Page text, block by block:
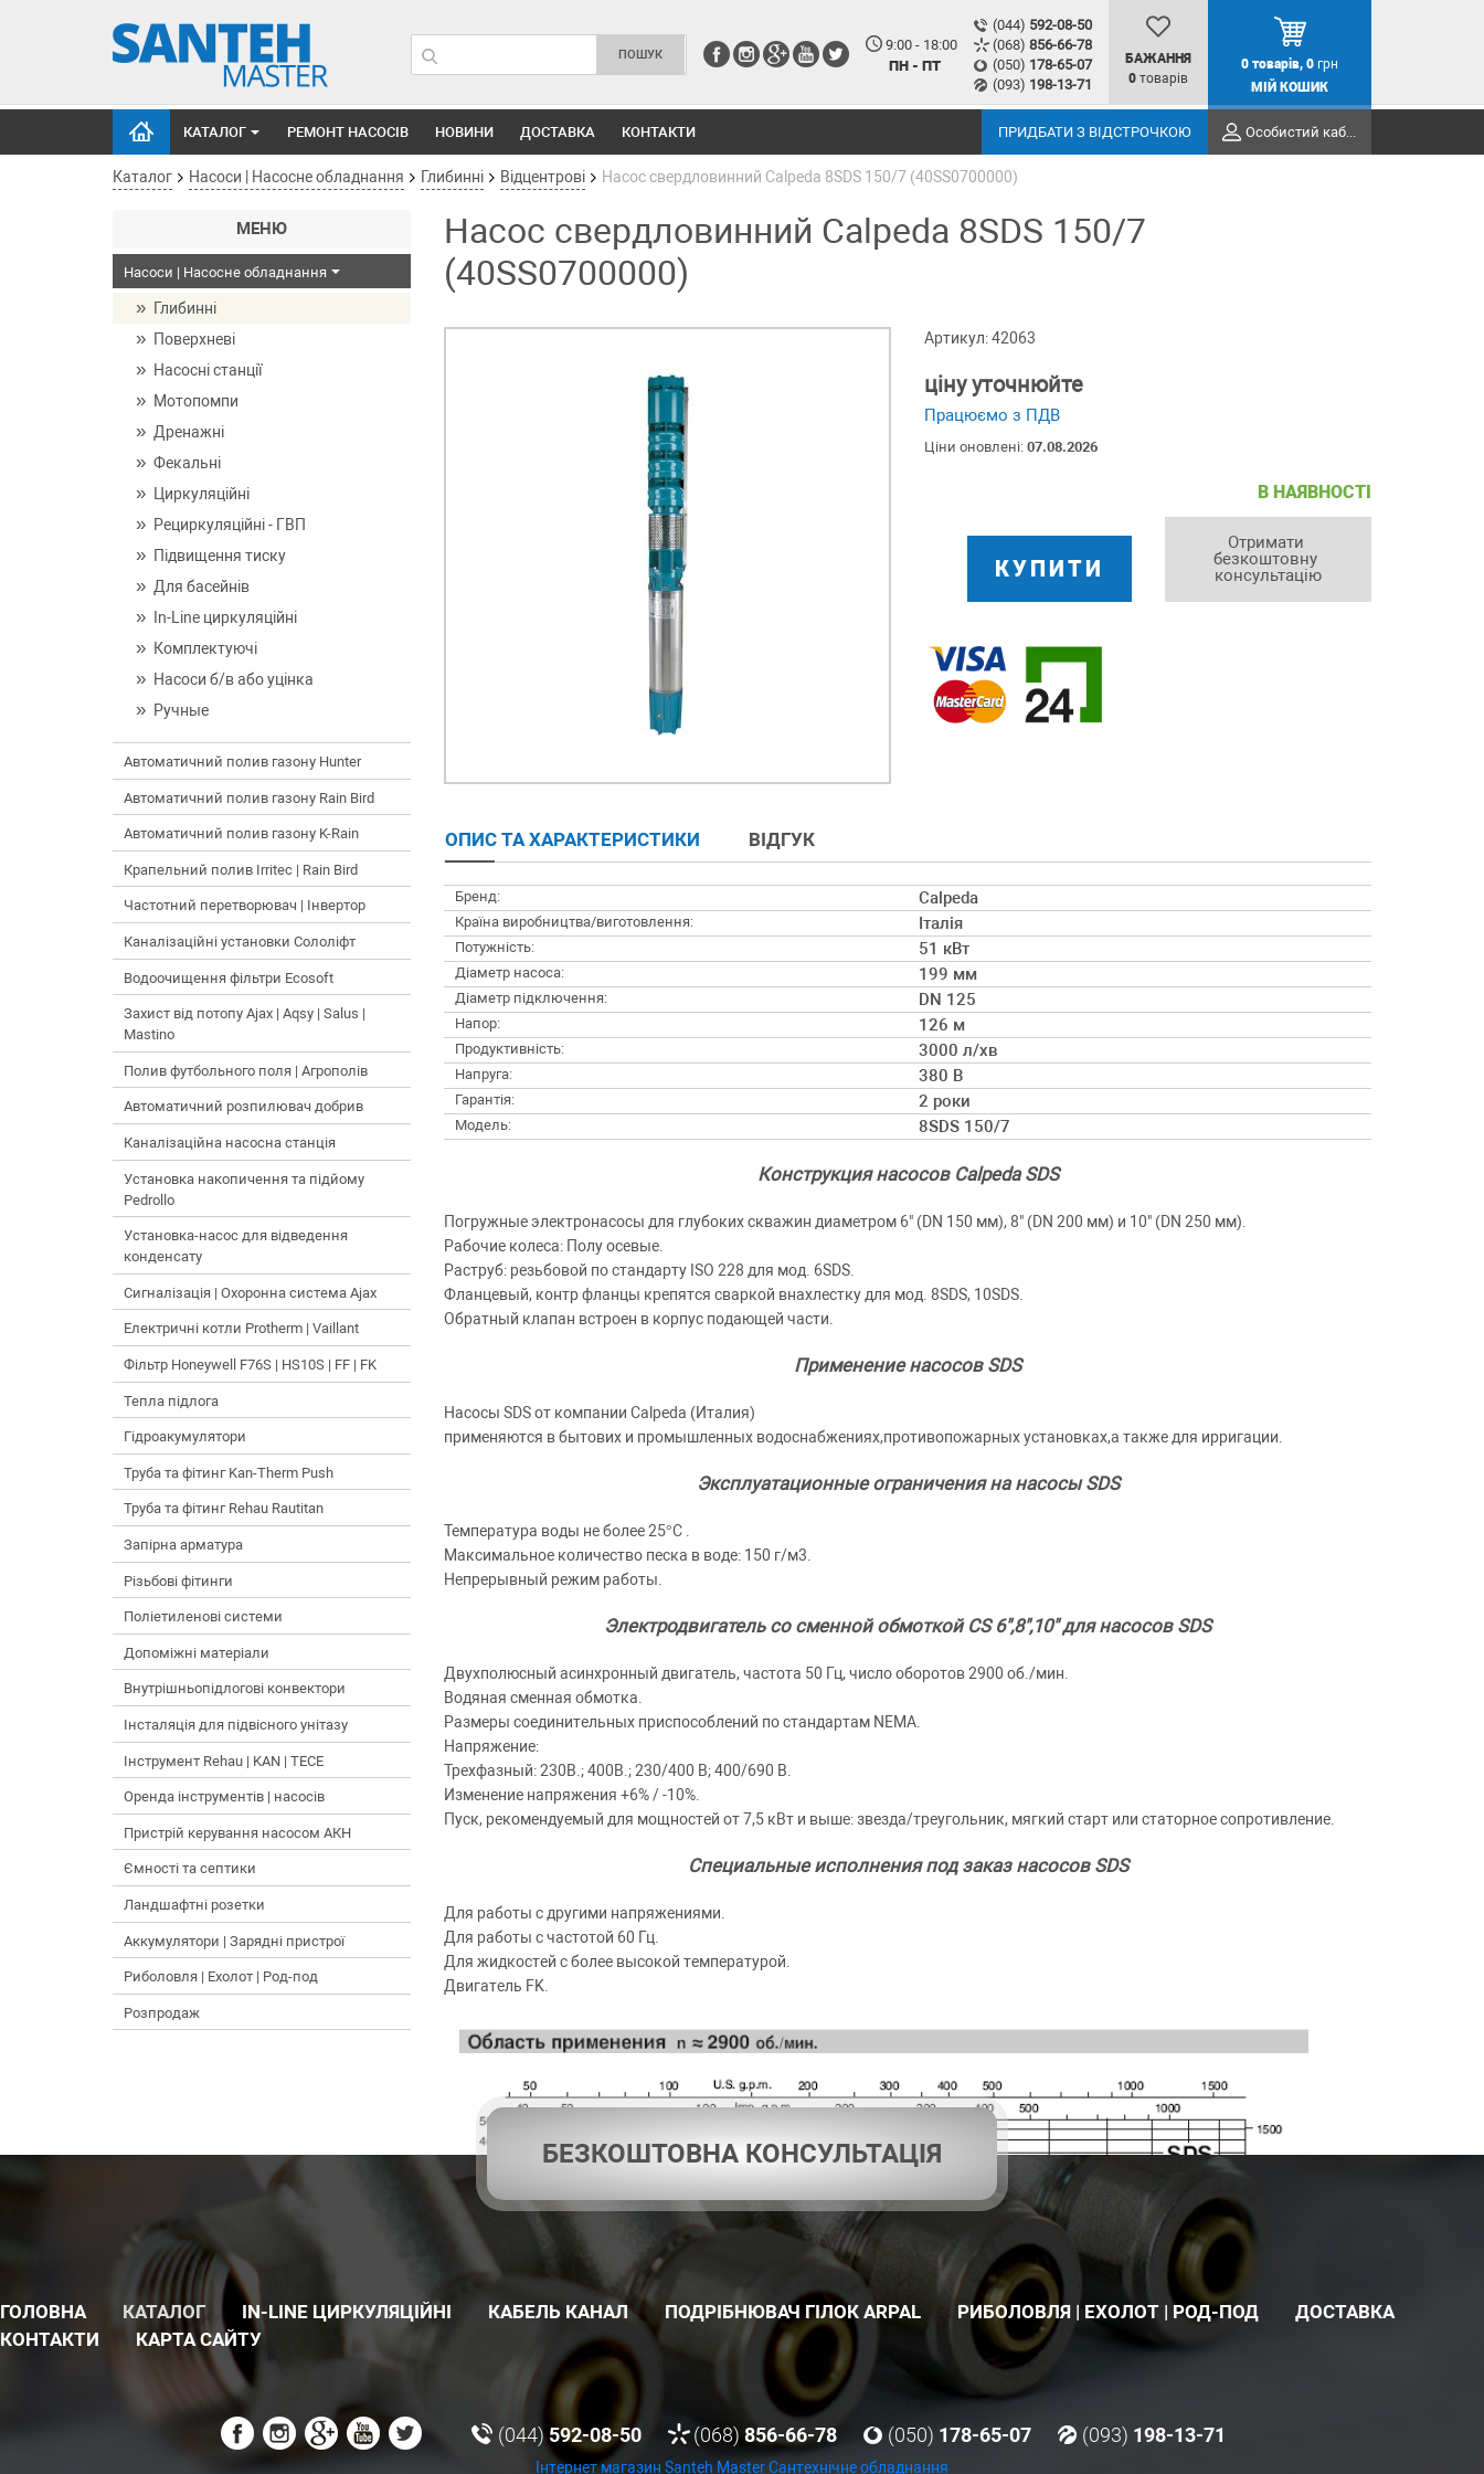
9:00 - 18:00
ПН - ПТ
(044) 592-08-50
(068) 856-66-78
(050) 178-65-07
(093) 198-13-71
БАЖАННЯ
0 товарів
0 товарів, 0 грн
МІЙ КОШИК
КАТАЛОГ РЕМОНТ НАСОСІВ НОВИНИ ДОСТАВКА КОНТАКТИ ПРИДБАТИ З ВІДСТРОЧКОЮ Особистий кабінет
Каталог Насоси | Насосне обладнання Глибинні Відцентрові Насос свердловинний Calpeda 8SDS 150/7 (40SS0700000)
МЕНЮ
Насоси | Насосне обладнання
Глибинні
Поверхневі
Насосні станції
Мотопомпи
Дренажні
Фекальні
Циркуляційні
Рециркуляційні - ГВП
Підвищення тиску
Для басейнів
In-Line циркуляційні
Комплектуючі
Насоси б/в або уцінка
Ручные
Автоматичний полив газону Hunter
Автоматичний полив газону Rain Bird
Автоматичний полив газону K-Rain
Крапельний полив Irritec | Rain Bird
Частотний перетворювач | Інвертор
Каналізаційні установки Сололіфт
Водоочищення фільтри Ecosoft
Захист від потопу Ajax | Aqsy | Salus |
Mastino
Полив футбольного поля | Агрополів
Автоматичний розпилювач добрив
Каналізаційна насосна станція
Установка накопичення та підйому
Pedrollo
Установка-насос для відведення
конденсату
Сигналізація | Охоронна система Ajax
Електричні котли Protherm | Vaillant
Фільтр Honeywell F76S | HS10S | FF | FK
Тепла підлога
Гідроакумулятори
Труба та фітинг Kan-Therm Push
Труба та фітинг Rehau Rautitan
Запірна арматура
Різьбові фітинги
Поліетиленові системи
Допоміжні матеріали
Внутрішньопідлогові конвектори
Інсталяція для підвісного унітазу
Інструмент Rehau | KAN | TECE
Оренда інструментів | насосів
Пристрій керування насосом АКН
Ємності та септики
Ландшафтні розетки
Аккумулятори | Зарядні пристрої
Риболовля | Ехолот | Род-под
Розпродаж
Насос свердловинний Calpeda 8SDS 150/7
(40SS0700000)
Артикул: 42063
ціну уточнюйте
Працюємо з ПДВ
Ціни оновлені: 07.08.2026
КУПИТИ
В НАЯВНОСТІ
Отримати
безкоштовну
консультацію
ОПИС ТА ХАРАКТЕРИСТИКИ ВІДГУК
Бренд: Calpeda
Країна виробництва/виготовлення: Італія
Потужність: 51 кВт
Діаметр насоса: 199 мм
Діаметр підключення: DN 125
Напор: 126 м
Продуктивність: 3000 л/хв
Напруга: 380 В
Гарантія: 2 роки
Модель: 8SDS 150/7
Конструкция насосов Calpeda SDS
Погружные электронасосы для глубоких скважин диаметром 6" (DN 150 мм), 8" (DN 200 мм) и 10" (DN 250 мм).
Рабочие колеса: Полу осевые.
Раструб: резьбовой по стандарту ISO 228 для мод. 6SDS.
Фланцевый, контр фланцы крепятся сваркой внахлестку для мод. 8SDS, 10SDS.
Обратный клапан встроен в корпус подающей части.
Применение насосов SDS
Насосы SDS от компании Calpeda (Италия)
применяются в бытових и промышленных водоснабжениях,противопожарных установках,а также для ирригации.
Эксплуатационные ограничения на насосы SDS
Температура воды не более 25°C .
Максимальное количество песка в воде: 150 г/м3.
Непрерывный режим работы.
Электродвигатель со сменной обмоткой CS 6",8",10" для насосов SDS
Двухполюсный асинхронный двигатель, частота 50 Гц, число оборотов 2900 об./мин.
Водяная сменная обмотка.
Размеры соединительных приспособлений по стандартам NEMA.
Напряжение:
Трехфазный: 230В.; 400В.; 230/400 В; 400/690 В.
Изменение напряжения +6% / -10%.
Пуск, рекомендуемый для мощностей от 7,5 кВт и выше: звезда/треугольник, мягкий старт или статорное сопротивление.
Специальные исполнения под заказ насосов SDS
Для работы с другими напряжениями.
Для работы с частотой 60 Гц.
Для жидкостей с более высокой температурой.
Двигатель FK.
БЕЗКОШТОВНА КОНСУЛЬТАЦІЯ
ГОЛОВНА КАТАЛОГ IN-LINE ЦИРКУЛЯЦІЙНІ КАБЕЛЬ КАНАЛ ПОДРІБНЮВАЧ ГІЛОК ARPAL РИБОЛОВЛЯ | ЕХОЛОТ | РОД-ПОД
ДОСТАВКА
КОНТАКТИ
КАРТА САЙТУ
(044) 592-08-50 (068) 856-66-78 (050) 178-65-07 (093) 198-13-71
Інтернет магазин Santeh MasterСантехнічне обладнання